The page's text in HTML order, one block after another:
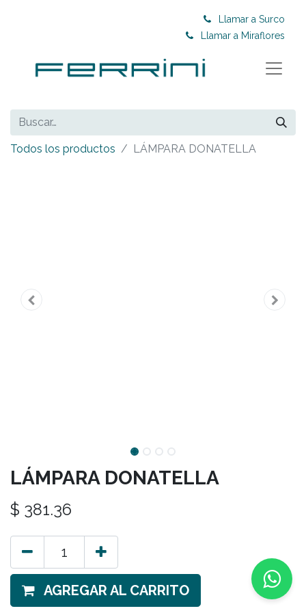
Llamar a Surco
Llamar a Miraflores
Todos los productos LÁMPARA DONATELLA
LÁMPARA DONATELLA
$ 381.36
AGREGAR AL CARRITO